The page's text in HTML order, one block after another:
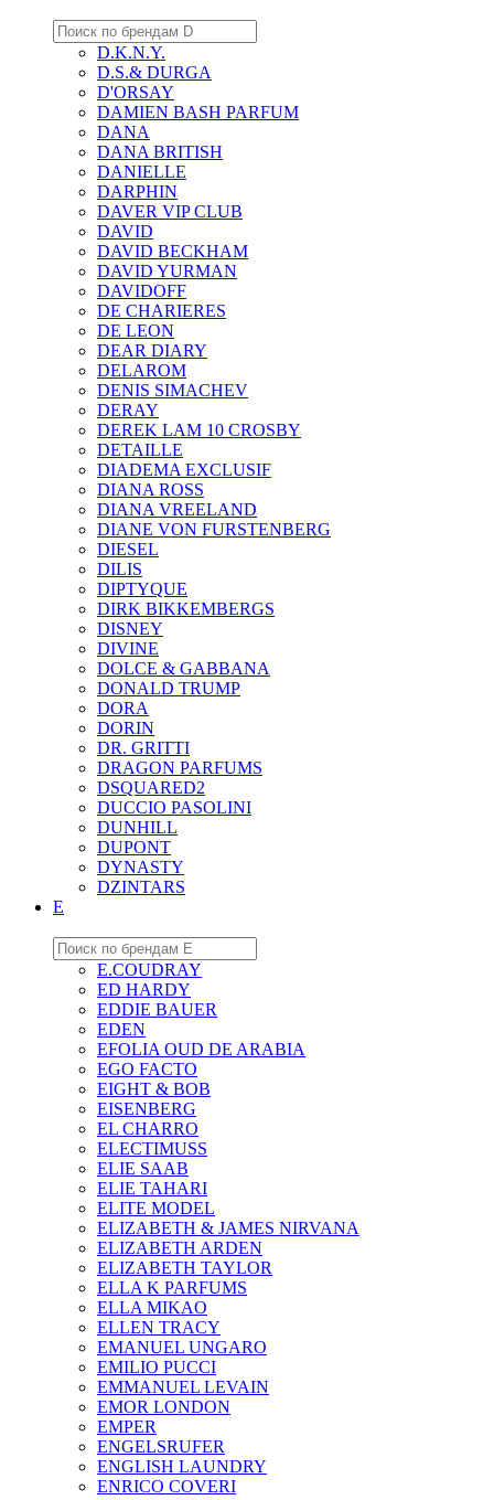
D.K.N.Y.
D.S.& DURGA
D'ORSAY
DAMIEN BASH PARFUM
DANA
DANA BRITISH
DANIELLE
DARPHIN
DAVER VIP CLUB
DAVID
DAVID BECKHAM
DAVID YURMAN
DAVIDOFF
DE CHARIERES
DE LEON
DEAR DIARY
DELAROM
DENIS SIMACHEV
DERAY
DEREK LAM 10 CROSBY
DETAILLE
DIADEMA EXCLUSIF
DIANA ROSS
DIANA VREELAND
DIANE VON FURSTENBERG
DIESEL
DILIS
DIPTYQUE
DIRK BIKKEMBERGS
DISNEY
DIVINE
DOLCE & GABBANA
DONALD TRUMP
DORA
DORIN
DR. GRITTI
DRAGON PARFUMS
DSQUARED2
DUCCIO PASOLINI
DUNHILL
DUPONT
DYNASTY
DZINTARS
E
E.COUDRAY
ED HARDY
EDDIE BAUER
EDEN
EFOLIA OUD DE ARABIA
EGO FACTO
EIGHT & BOB
EISENBERG
EL CHARRO
ELECTIMUSS
ELIE SAAB
ELIE TAHARI
ELITE MODEL
ELIZABETH & JAMES NIRVANA
ELIZABETH ARDEN
ELIZABETH TAYLOR
ELLA K PARFUMS
ELLA MIKAO
ELLEN TRACY
EMANUEL UNGARO
EMILIO PUCCI
EMMANUEL LEVAIN
EMOR LONDON
EMPER
ENGELSRUFER
ENGLISH LAUNDRY
ENRICO COVERI